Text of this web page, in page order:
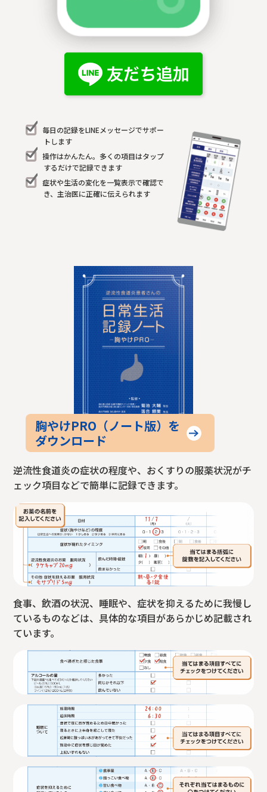
毎日の記録をLINEメッセージでサポー
トします
操作はかんたん。多くの項目はタップ
するだけで記録できます
症状や生活の変化を一覧表示で確認で
き、主治医に正確に伝えられます
胸やけPRO（ノート版）を
ダウンロード
逆流性食道炎の症状の程度や、おくすりの服薬状況がチ
ェック項目などで簡単に記録できます。
食事、飲酒の状況、睡眠や、症状を抑えるために我慢し
ているものなどは、具体的な項目があらかじめ記載され
ています。